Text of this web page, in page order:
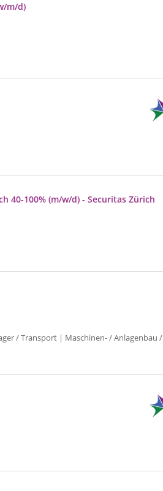
m/d)
40-100% (m/w/d) - Securitas Zürich
/ Transport | Maschinen- / Anlagenbau /